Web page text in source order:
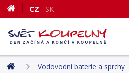
CZ SK
Vodovodní baterie a sprchy